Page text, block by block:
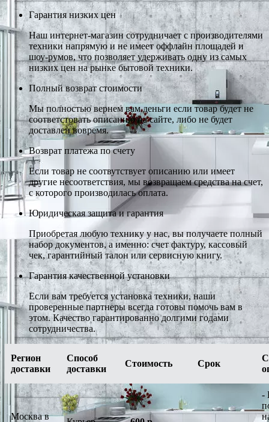
Гарантия низких цен
Наш интернет-магазин сотрудничает с производителями
техники напрямую и не имеет оффлайн площадей и
шоу-румов, что позволяет удерживать одну из самых
низких цен на рынке бытовой техники.
Полный возврат стоимости
Мы полностью вернем вам деньги если товар будет не
соответстовать описанию на сайте, либо не будет
доставлен вовремя.
Возврат платежа по счету
Если товар не соотвутствует описанию или имеет
другие несоответствия, мы возвращаем средства на счет,
с которого производилась оплата.
Юридическая защита и гарантия
Приобретая любую технику у нас, вы получаете полный
набор документов, а именно: счет фактуру, кассовый
чек, гарантийный талон или сервисную книгу.
Гарантия качественной установки
Если вам требуется установка техники, наши
проверенные партнеры всегда готовы помочь вам в
этом. Качество гарантированно долгими годами
сотрудничества.
Регион
доставки
Способ
доставки
Стоимость Срок
Москва в
-